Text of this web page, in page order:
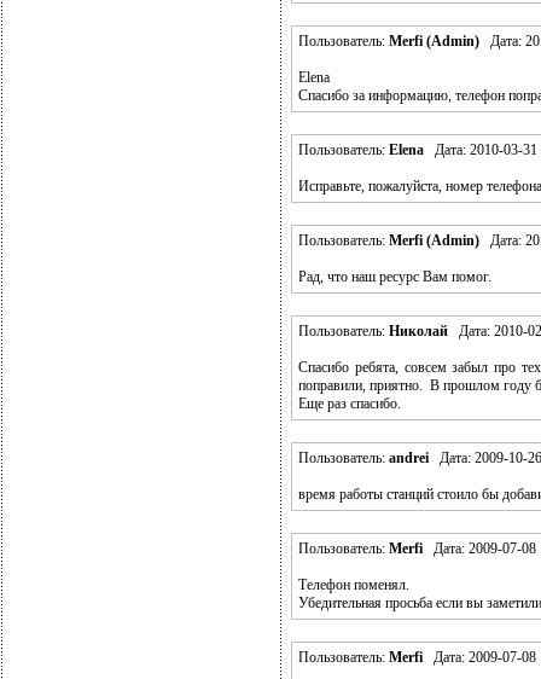
Пользователь: Merfi (Admin) Дата:
Elena
Спасибо за информацию, телефон
Пользователь: Elena Дата: 2010-03-31
Исправьте, пожалуйста, номер
Пользователь: Merfi (Admin) Дата:
Рад, что наш ресурс Вам помог.
Пользователь: Николай Дата: 2010-
Спасибо ребята, совсем забыл про
поправили, приятно. В прошлом году
Еще раз спасибо.
Пользователь: andrei Дата: 2009-10-
время работы станций стоило бы
Пользователь: Merfi Дата: 2009-07-08
Телефон поменял.
Убедительная просьба если вы
Пользователь: Merfi Дата: 2009-07-08